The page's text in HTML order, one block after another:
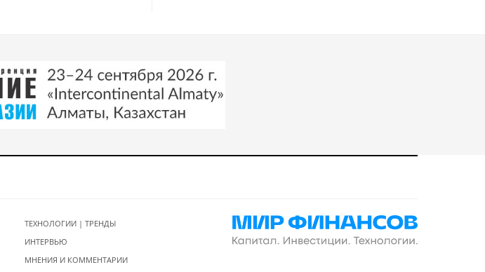
ТЕХНОЛОГИИ | ТРЕНДЫ
ИНТЕРВЬЮ
МНЕНИЯ И КОММЕНТАРИИ